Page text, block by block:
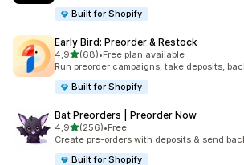
Built for Shopify
Early Bird: Preorder & Restock
4,95 yıldız üzerinden
(68)
toplam 68 değerlendirme
•Free plan available
Run preorder campaigns, take deposits,
Built for Shopify
Bat Preorders | Preorder Now
4,95 yıldız üzerinden
(256)
toplam 256 değerlendirme
•Free
Create pre-orders with deposits & send
Built for Shopify